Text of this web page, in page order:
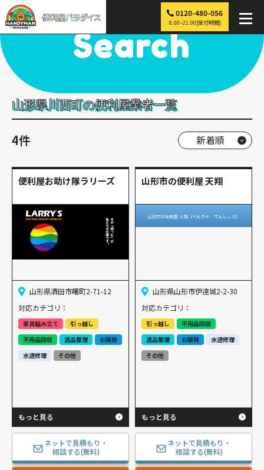
0120-480-056
8:00~21:00[受付時間]
便利屋パラダイス > 探す > 川西町
Search
山形県川西町の便利屋業者一覧
4件
便利屋お助け隊ラリーズ
山形県酒田市曙町2-71-12
対応カテゴリ：
家具組み立て
引っ越し
不用品回収
遺品整理
お掃除
水道修理
その他
もっと見る
ネットで見積もり・
相談する(無料)
山形市の便利屋 天翔
山形県山形市伊達城2-2-30
対応カテゴリ：
引っ越し
不用品回収
遺品整理
お掃除
水道修理
その他
もっと見る
ネットで見積もり・
相談する(無料)